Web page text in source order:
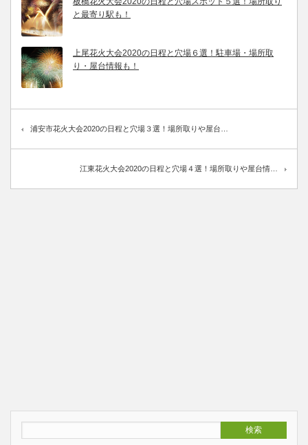
と最寄り駅も！
上尾花火大会2020の日程と穴場６選！駐車場・場所取
り・屋台情報も！
浦安市花火大会2020の日程と穴場３選！場所取りや屋台…
江東花火大会2020の日程と穴場４選！場所取りや屋台情…